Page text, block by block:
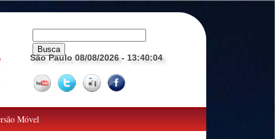
São Paulo 08/08/2026 - 13:40:05
Móvel